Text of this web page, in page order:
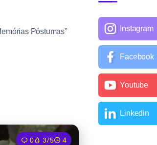
Póstumas”
0 375 4
Instagram
Facebook
Youtube
Linkedin